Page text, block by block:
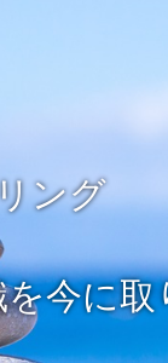
ング
今に取